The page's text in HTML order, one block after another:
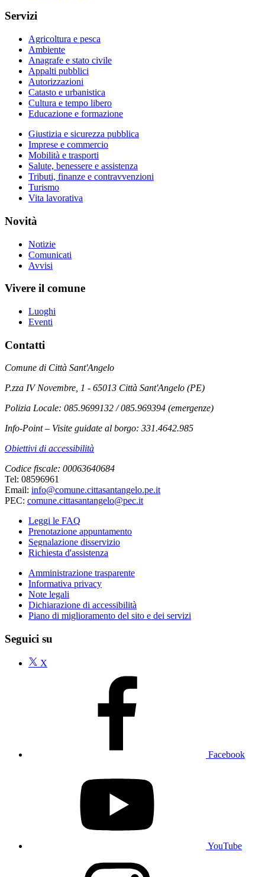
Servizi
Agricoltura e pesca
Ambiente
Anagrafe e stato civile
Appalti pubblici
Autorizzazioni
Catasto e urbanistica
Cultura e tempo libero
Educazione e formazione
Giustizia e sicurezza pubblica
Imprese e commercio
Mobilità e trasporti
Salute, benessere e assistenza
Tributi, finanze e contravvenzioni
Turismo
Vita lavorativa
Novità
Notizie
Comunicati
Avvisi
Vivere il comune
Luoghi
Eventi
Contatti
Comune di Città Sant'Angelo
P.zza IV Novembre, 1 - 65013 Città Sant'Angelo (PE)
Polizia Locale: 085.9699132 / 085.969394 (emergenze)
Info-Point – Visite guidate al borgo: 331.4642.985
Obiettivi di accessibilità
Codice fiscale: 00063640684
Tel: 08596961
Email: info@comune.cittasantangelo.pe.it
PEC: comune.cittasantangelo@pec.it
Leggi le FAQ
Prenotazione appuntamento
Segnalazione disservizio
Richiesta d'assistenza
Amministrazione trasparente
Informativa privacy
Note legali
Dichiarazione di accessibilità
Piano di miglioramento del sito e dei servizi
Seguici su
X
Facebook
YouTube